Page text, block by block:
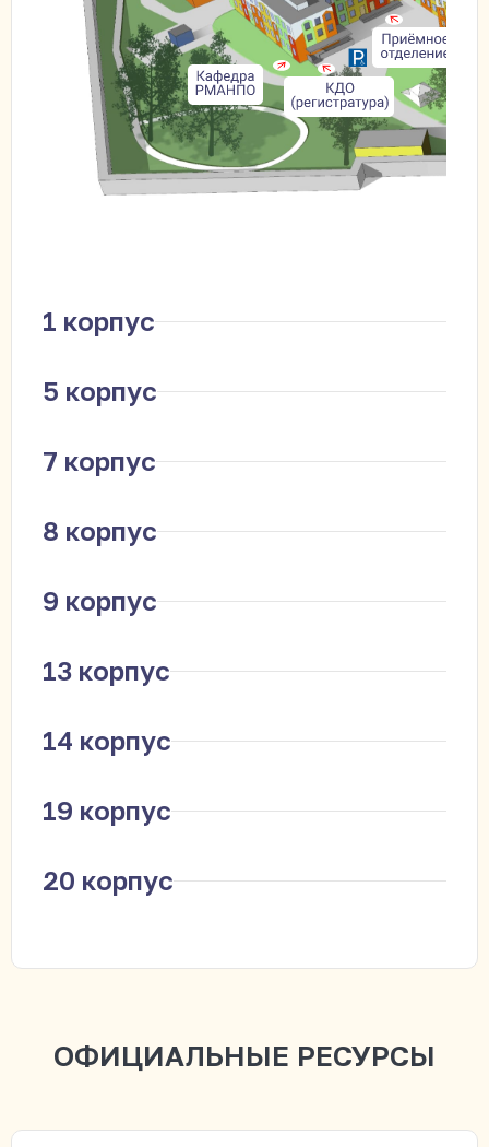
1 корпус
5 корпус
7 корпус
8 корпус
9 корпус
13 корпус
14 корпус
19 корпус
20 корпус
ОФИЦИАЛЬНЫЕ РЕСУРСЫ